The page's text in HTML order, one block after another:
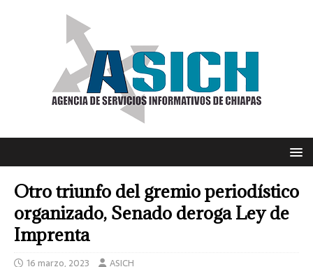
Otro triunfo del gremio periodístico
organizado, Senado deroga Ley de
Imprenta
16 marzo, 2023 ASICH